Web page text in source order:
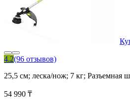
4.2(96 отзывов)
25,5 см; леска/нож; 7 кг; Разъемная
54 990 ₸